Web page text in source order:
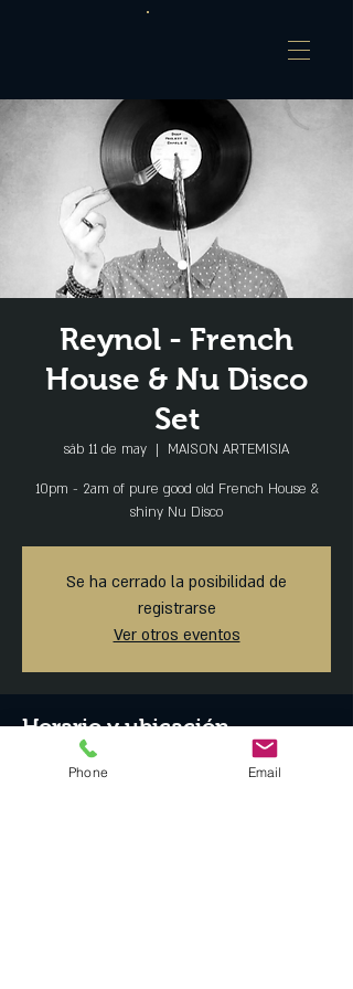
Reynol - French
House & Nu Disco
Set
sáb 11 de may
  |
MAISON ARTEMISIA
10pm - 2am of pure good old French House &
shiny Nu Disco
Se ha cerrado la posibilidad de
registrarse
Ver otros eventos
Horario y ubicación
11 may 2019, 7:30 p.m. – 12 may 2019, 1:45 a.m.
Phone Email